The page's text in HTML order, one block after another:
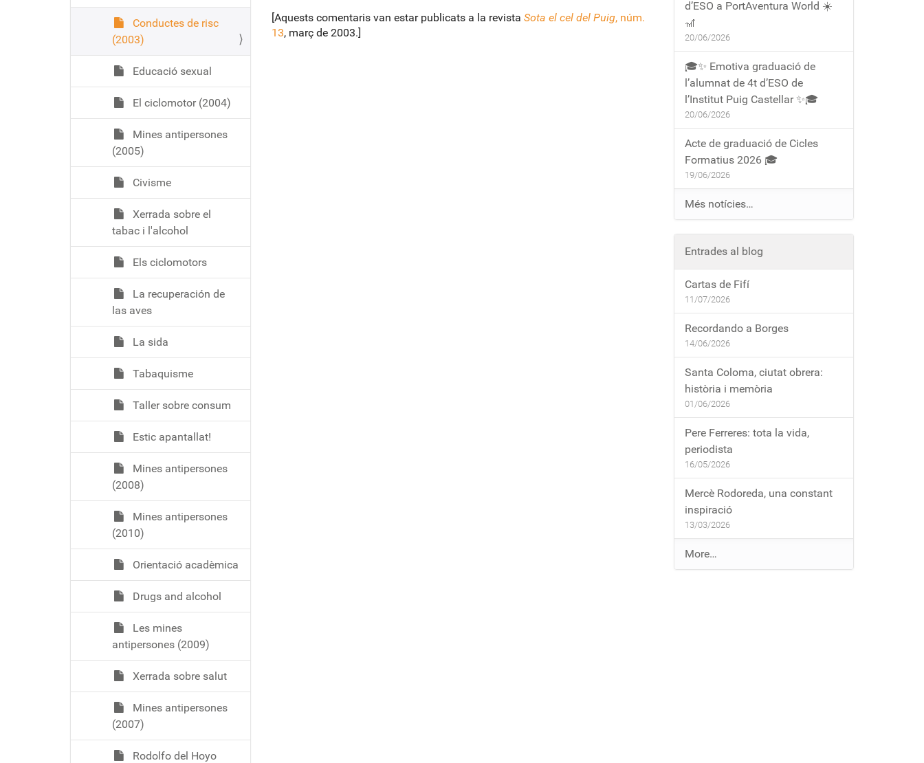
[Aquests comentaris van estar publicats a la revista Sota el cel del Puig, núm.
13, març de 2003.]
Conductes de risc
(2003)
Educació sexual
El ciclomotor (2004)
Mines antipersones
(2005)
Civisme
Xerrada sobre el
tabac i l'alcohol
Els ciclomotors
La recuperación de
las aves
La sida
Tabaquisme
Taller sobre consum
Estic apantallat!
Mines antipersones
(2008)
Mines antipersones
(2010)
Orientació acadèmica
Drugs and alcohol
Les mines
antipersones (2009)
Xerrada sobre salut
Mines antipersones
(2007)
Rodolfo del Hoyo
d’ESO a PortAventura World ☀️
🎢
20/06/2026
🎓✨ Emotiva graduació de
l’alumnat de 4t d’ESO de
l’Institut Puig Castellar ✨🎓
20/06/2026
Acte de graduació de Cicles
Formatius 2026 🎓
19/06/2026
Més notícies…
Entrades al blog
Cartas de Fifí
11/07/2026
Recordando a Borges
14/06/2026
Santa Coloma, ciutat obrera:
història i memòria
01/06/2026
Pere Ferreres: tota la vida,
periodista
16/05/2026
Mercè Rodoreda, una constant
inspiració
13/03/2026
E
n
More…